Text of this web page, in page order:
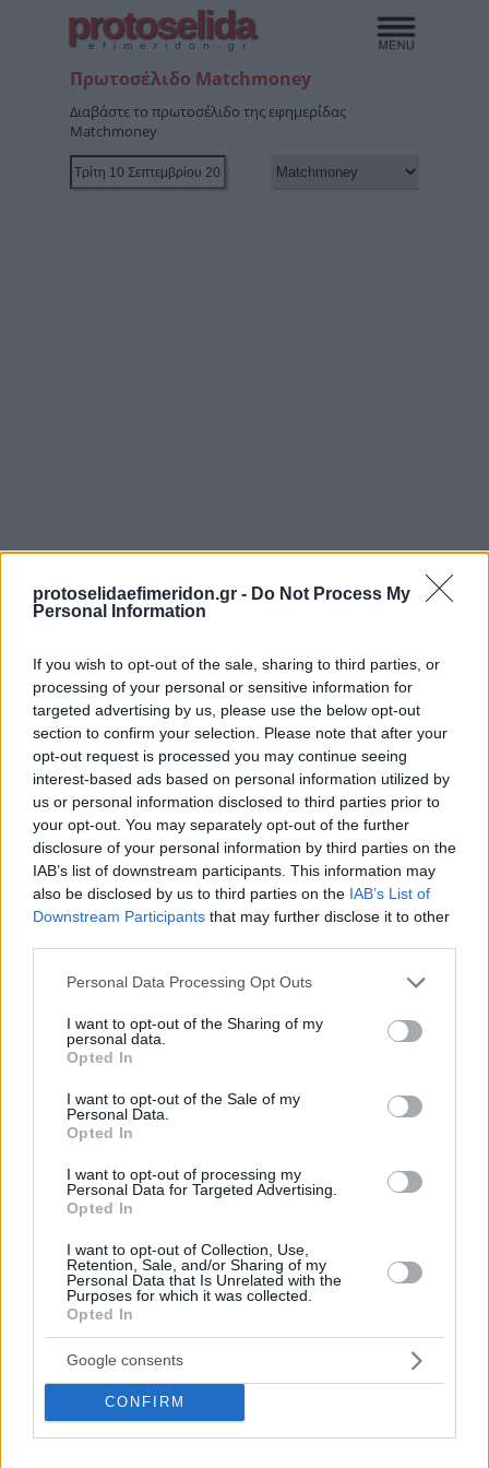
protoselidaefimeridon.gr - Do Not Process My
Personal Information
If you wish to opt-out of the sale, sharing to third parties, or
processing of your personal or sensitive information for
targeted advertising by us, please use the below opt-out
section to confirm your selection. Please note that after your
opt-out request is processed you may continue seeing
interest-based ads based on personal information utilized by
us or personal information disclosed to third parties prior to
your opt-out. You may separately opt-out of the further
disclosure of your personal information by third parties on the
IAB’s list of downstream participants. This information may
also be disclosed by us to third parties on the IAB’s List of
Downstream Participants that may further disclose it to other
Please note that this website/app uses one or more Google
not limited to your visit or usage behaviour. You may click to
grant or deny consent to Google and its third-party tags to
use your data for below specified purposes in below Google
consent section.
Personal Data Processing Opt Outs
I want to opt-out of the Sharing of my
personal data.
Opted In
I want to opt-out of the Sale of my
Personal Data.
Opted In
I want to opt-out of processing my
Personal Data for Targeted Advertising.
Opted In
I want to opt-out of Collection, Use,
Retention, Sale, and/or Sharing of my
Personal Data that Is Unrelated with the
Purposes for which it was collected.
Opted In
Google consents
CONFIRM
protoselida
efimeridon.gr
Πρωτοσέλιδο Matchmoney
Διαβάστε το πρωτοσέλιδο της εφημερίδας
Matchmoney
Προηγούμενη
Πατρίς Σπορ
Επόμενη
Kingbet
Κοινοποιήστε
Προηγούμενη
Πατρίς Σπορ
Επόμενη
Kingbet